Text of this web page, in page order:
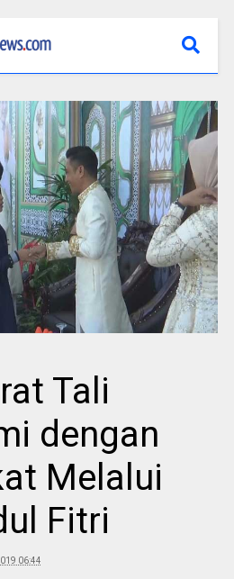
Tali
dengan
Melalui
Fitri
06:44